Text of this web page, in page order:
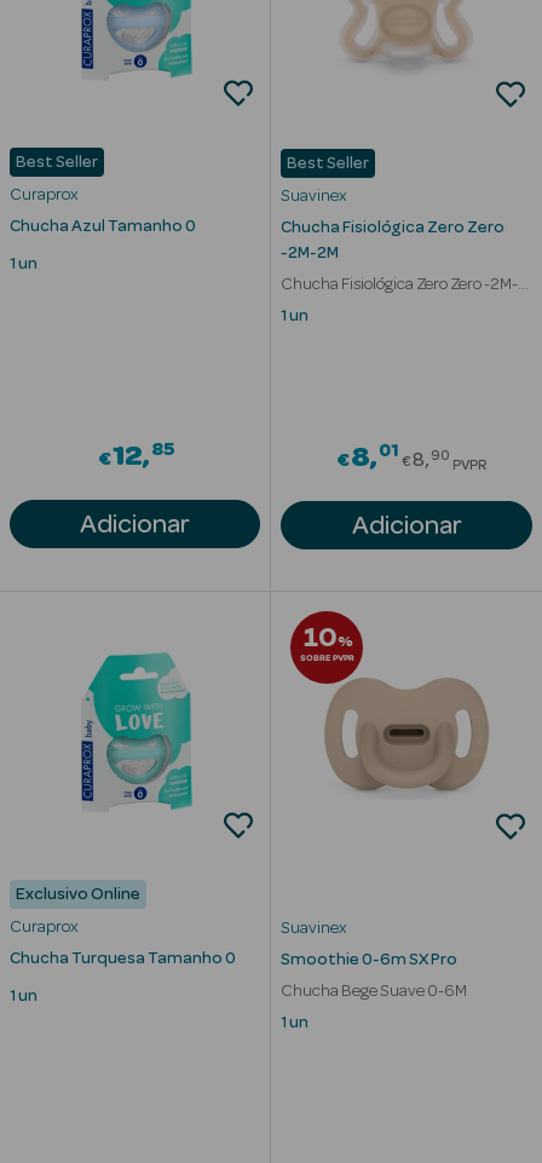
Lábios
Rosto e
Rosto
Hidratantes
Best Seller
Curaprox
Chucha Azul Tamanho 0
1 un
€12 85
Adicionar
Best Seller
Suavinex
Chucha Fisiológica Zero Zero
-2M-2M
Chucha Fisiológica Zero Zero -2M-
2M
1 un
€8 01Price
€8 90
PVPR
Adicionar
Exclusivo Online
Curaprox
Chucha Turquesa Tamanho 0
1 un
10%
SOBRE PVPR
Suavinex
Smoothie 0-6m SX Pro
Chucha Bege Suave 0-6M
1 un